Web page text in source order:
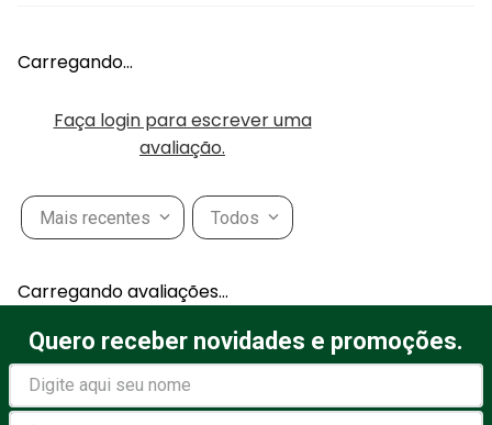
Carregando…
Faça login para escrever uma
avaliação.
Mais recentes Todos
Carregando avaliações…
Quero receber novidades e promoções.